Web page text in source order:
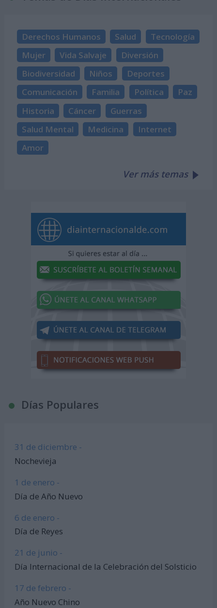
Derechos Humanos Salud
Tecnología
Mujer
Vida Salvaje
Diversión
Biodiversidad
Niños
Deportes
Comunicación
Familia Política
Paz
Historia
Cáncer
Guerras
Salud Mental
Medicina
Internet
Amor
Ver más temas
Días Populares
31 de diciembre -
Nochevieja
1 de enero -
Día de Año Nuevo
6 de enero -
Día de Reyes
21 de junio -
Día Internacional de la Celebración del Solsticio
17 de febrero -
Año Nuevo Chino